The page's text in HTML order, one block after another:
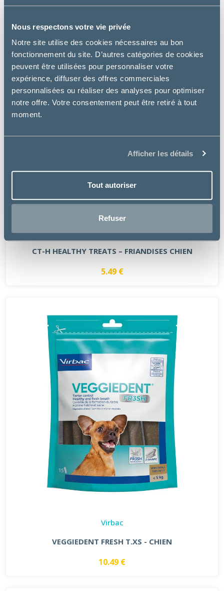
Nous respectons votre vie privée
Notre site utilise des cookies nécessaires au bon
fonctionnement du site. D’autres catégories de cookies
peuvent être utilisées pour personnaliser votre
expérience, diffuser des offres commerciales
personnalisées ou réaliser des analyses pour optimiser
notre offre. Votre consentement peut être retiré à tout
moment.
Afficher les détails
Tout autoriser
Refuser
Specific
CT-H HEALTHY TREATS – FRIANDISES CHIEN
5.49 €
Virbac
VEGGIEDENT FRESH T.XS - CHIEN
10.49 €